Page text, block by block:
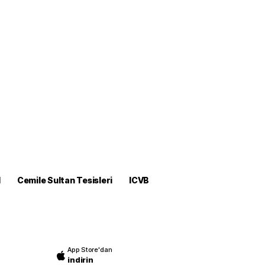
Cemile Sultan Tesisleri
ICVB
App Store'dan
indirin